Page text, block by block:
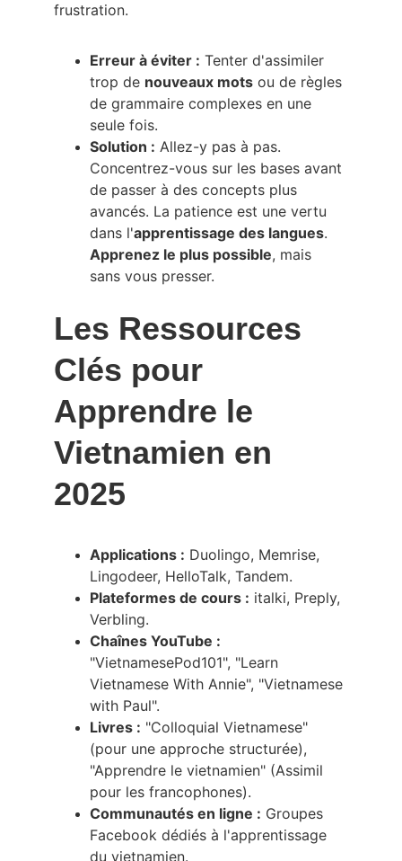
frustration.
Erreur à éviter : Tenter d'assimiler
trop de nouveaux mots ou de règles
de grammaire complexes en une
seule fois.
Solution : Allez-y pas à pas.
Concentrez-vous sur les bases avant
de passer à des concepts plus
avancés. La patience est une vertu
dans l'apprentissage des langues.
Apprenez le plus possible, mais
sans vous presser.
Les Ressources
Clés pour
Apprendre le
Vietnamien en
2025
Applications : Duolingo, Memrise,
Lingodeer, HelloTalk, Tandem.
Plateformes de cours : italki, Preply,
Verbling.
Chaînes YouTube :
"VietnamesePod101", "Learn
Vietnamese With Annie", "Vietnamese
with Paul".
Livres : "Colloquial Vietnamese"
(pour une approche structurée),
"Apprendre le vietnamien" (Assimil
pour les francophones).
Communautés en ligne : Groupes
Facebook dédiés à l'apprentissage
du vietnamien.